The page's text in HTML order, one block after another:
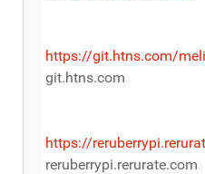
https://git.htns.com/
git.htns.com
https://
reruberrypi.rerurate.com